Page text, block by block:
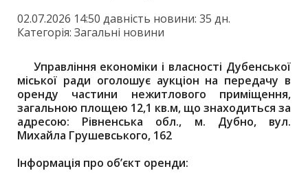
02.07.2026 14:50 давність новини: 35 дн.
Категорія: Загальні новини
Управління економіки і власності Дубенської
міської ради оголошує аукціон на передачу в
оренду частини нежитлового приміщення,
загальною площею 12,1 кв.м, що знаходиться за
адресою: Рівненська обл., м. Дубно, вул.
Михайла Грушевського, 162
Інформація про об’єкт оренди: